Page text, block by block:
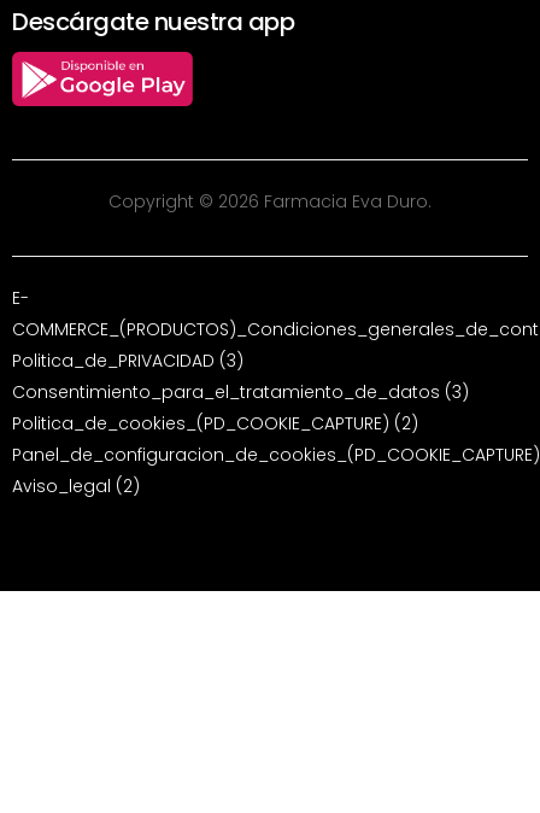
Descárgate nuestra app
Copyright © 2026 Farmacia Eva Duro.
E-
Politica_de_PRIVACIDAD (3)
Consentimiento_para_el_tratamiento_de_datos (3)
Politica_de_cookies_(PD_COOKIE_CAPTURE) (2)
Panel_de_configuracion_de_cookies_(PD_COOKIE_CAPTURE)
Aviso_legal (2)